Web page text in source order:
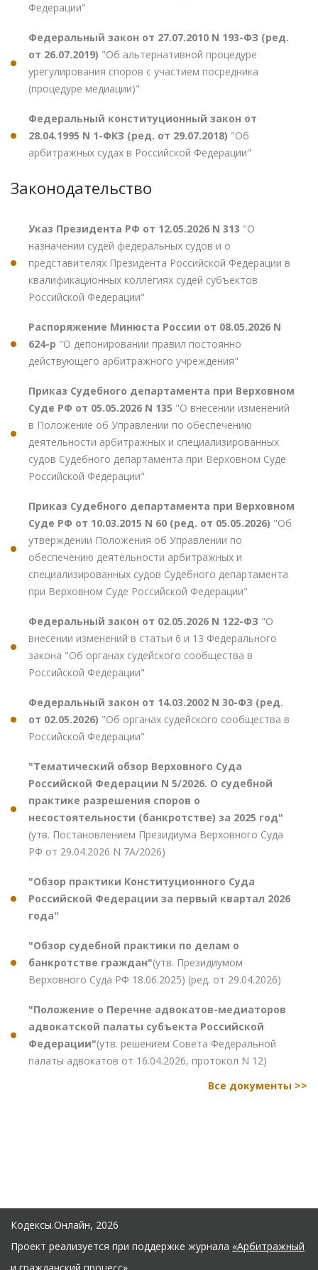
Федерации"
Федеральный закон от 27.07.2010 N 193-ФЗ (ред.
от 26.07.2019) "Об альтернативной процедуре
урегулирования споров с участием посредника
(процедуре медиации)"
Федеральный конституционный закон от
28.04.1995 N 1-ФКЗ (ред. от 29.07.2018) "Об
арбитражных судах в Российской Федерации"
Законодательство
Указ Президента РФ от 12.05.2026 N 313 "О
назначении судей федеральных судов и о
представителях Президента Российской Федерации в
квалификационных коллегиях судей субъектов
Российской Федерации"
Распоряжение Минюста России от 08.05.2026 N
624-р "О депонировании правил постоянно
действующего арбитражного учреждения"
Приказ Судебного департамента при Верховном
Суде РФ от 05.05.2026 N 135 "О внесении изменений
в Положение об Управлении по обеспечению
деятельности арбитражных и специализированных
судов Судебного департамента при Верховном Суде
Российской Федерации"
Приказ Судебного департамента при Верховном
Суде РФ от 10.03.2015 N 60 (ред. от 05.05.2026) "Об
утверждении Положения об Управлении по
обеспечению деятельности арбитражных и
специализированных судов Судебного департамента
при Верховном Суде Российской Федерации"
Федеральный закон от 02.05.2026 N 122-ФЗ "О
внесении изменений в статьи 6 и 13 Федерального
закона "Об органах судейского сообщества в
Российской Федерации"
Федеральный закон от 14.03.2002 N 30-ФЗ (ред.
от 02.05.2026) "Об органах судейского сообщества в
Российской Федерации"
"Тематический обзор Верховного Суда
Российской Федерации N 5/2026. О судебной
практике разрешения споров о
несостоятельности (банкротстве) за 2025 год"
(утв. Постановлением Президиума Верховного Суда
РФ от 29.04.2026 N 7А/2026)
"Обзор практики Конституционного Суда
Российской Федерации за первый квартал 2026
года"
"Обзор судебной практики по делам о
банкротстве граждан"(утв. Президиумом
Верховного Суда РФ 18.06.2025) (ред. от 29.04.2026)
"Положение о Перечне адвокатов-медиаторов
адвокатской палаты субъекта Российской
Федерации"(утв. решением Совета Федеральной
палаты адвокатов от 16.04.2026, протокол N 12)
Все документы >>
Кодексы.Онлайн, 2026
Проект реализуется при поддержке журнала «Арбитражный